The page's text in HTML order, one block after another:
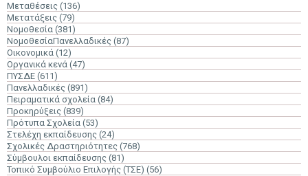
Μεταθέσεις (136)
Μετατάξεις (79)
Νομοθεσία (381)
ΝομοθεσίαΠανελλαδικές (87)
Οικονομικά (12)
Οργανικά κενά (47)
ΠΥΣΔΕ (611)
Πανελλαδικές (891)
Πειραματικά σχολεία (84)
Προκηρύξεις (839)
Πρότυπα Σχολεία (53)
Στελέχη εκπαίδευσης (24)
Σχολικές Δραστηριότητες (768)
Σύμβουλοι εκπαίδευσης (81)
Τοπικό Συμβούλιο Επιλογής (ΤΣΕ) (56)